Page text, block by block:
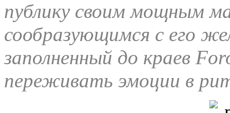
публику своим мощным
сообразующимся с его
заполненный до краев
переживать эмоции в